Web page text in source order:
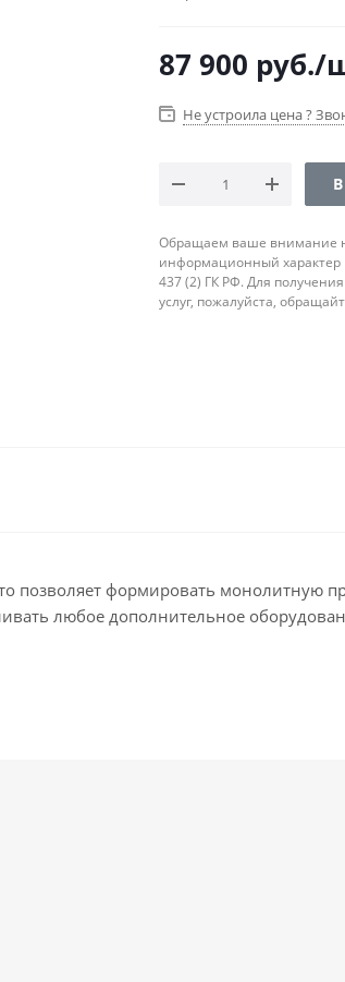
87 900 руб./
Не устроила цена ?
Обращаем ваше внимание
информационный характер
437 (2) ГК РФ. Для
услуг, пожалуйста,
позволяет формировать монолитную
любое дополнительное